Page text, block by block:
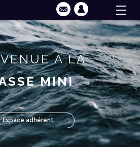
À LA
MINI
Espace adhérent